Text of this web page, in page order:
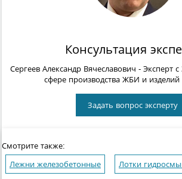
Консультация
Сергеев Александр Вячеславович - Эксперт
сфере производства ЖБИ и изделий
Задать вопрос эксперту
Смотрите также:
Лежни железобетонные Лотки